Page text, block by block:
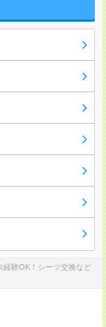
経験OK！シーツ交換など